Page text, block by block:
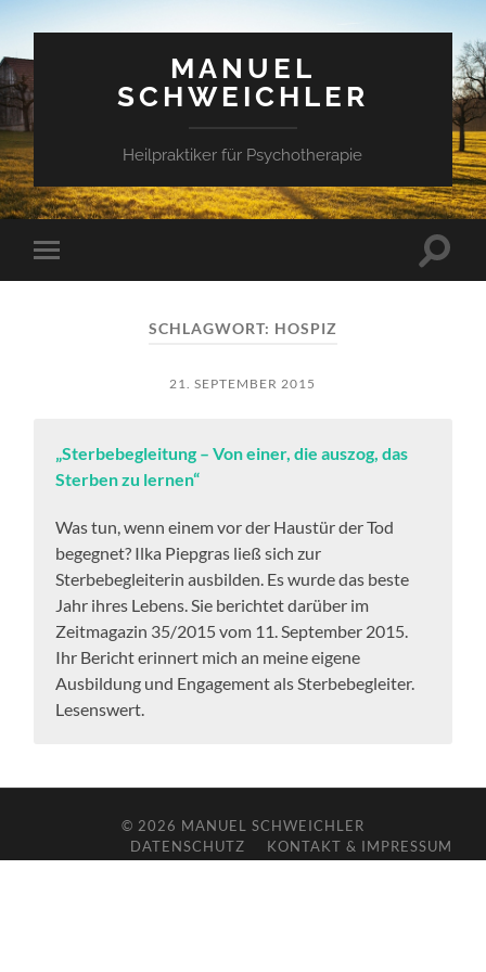
MANUEL
SCHWEICHLER
Heilpraktiker für Psychotherapie
Mobile-
Menü
SCHLAGWORT: HOSPIZ
21. SEPTEMBER 2015
„Sterbebegleitung – Von einer, die auszog, das
Sterben zu lernen“
Was tun, wenn einem vor der Haustür der Tod
begegnet? Ilka Piepgras ließ sich zur
Sterbebegleiterin ausbilden. Es wurde das beste
Jahr ihres Lebens. Sie berichtet darüber im
Zeitmagazin 35/2015 vom 11. September 2015.
Ihr Bericht erinnert mich an meine eigene
Ausbildung und Engagement als Sterbebegleiter.
Lesenswert.
© 2026 MANUEL SCHWEICHLER
KONTAKT & IMPRESSUM
DATENSCHUTZ